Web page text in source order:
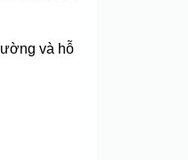
và hỗ